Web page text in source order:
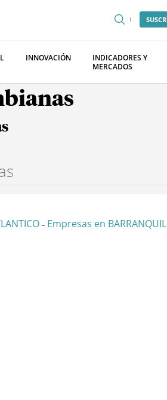
INNOVACIÓN
INDICADORES Y
MERCADOS
- Empresas en